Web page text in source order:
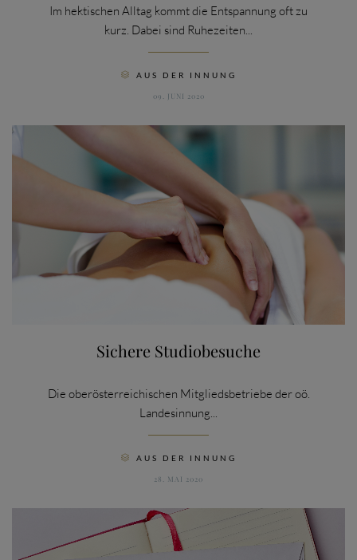
Im hektischen Alltag kommt die Entspannung oft zu
kurz. Dabei sind Ruhezeiten...
 AUS DER INNUNG
09. JUNI 2020
Sichere Studiobesuche
Die oberösterreichischen Mitgliedsbetriebe der oö.
Landesinnung...
 AUS DER INNUNG
28. MAI 2020